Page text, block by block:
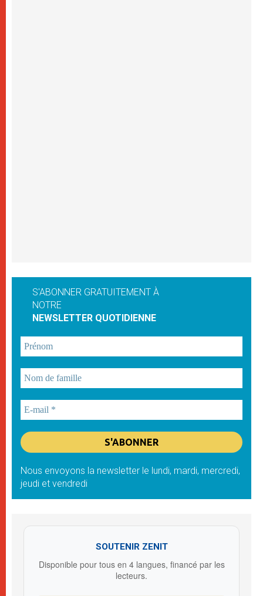
S'ABONNER GRATUITEMENT À
NOTRE
NEWSLETTER QUOTIDIENNE
Nous envoyons la newsletter le lundi, mardi, mercredi,
jeudi et vendredi
SOUTENIR ZENIT
Disponible pour tous en 4 langues, financé par les
lecteurs.